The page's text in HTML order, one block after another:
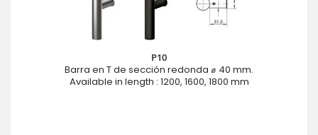
P10
Barra en T de sección redonda ⌀ 40 mm.
Available in length : 1200, 1600, 1800 mm